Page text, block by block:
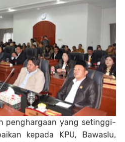
penghargaan yang setinggi-
kepada KPU, Bawaslu,